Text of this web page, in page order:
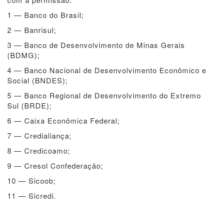
1 — Banco do Brasil;
2 — Banrisul;
3 — Banco de Desenvolvimento de Minas Gerais
(BDMG);
4 — Banco Nacional de Desenvolvimento Econômico e
Social (BNDES);
5 — Banco Regional de Desenvolvimento do Extremo
Sul (BRDE);
6 — Caixa Econômica Federal;
7 — Credialiança;
8 — Credicoamo;
9 — Cresol Confederação;
10 — Sicoob;
11 — Sicredi.